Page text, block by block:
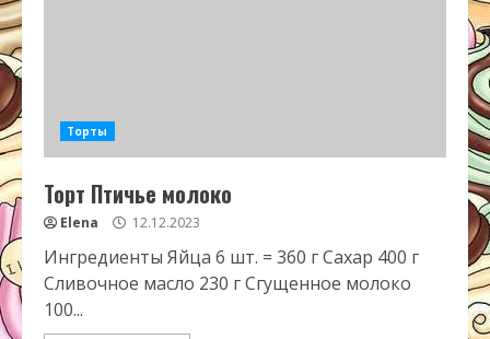
Торты
Торт Птичье молоко
Elena 12.12.2023
Ингредиенты Яйца 6 шт. = 360 г Сахар 400 г
Сливочное масло 230 г Сгущенное молоко
100...